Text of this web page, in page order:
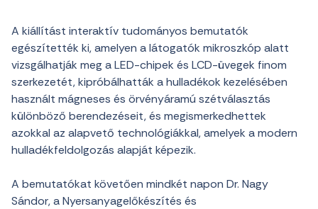
A kiállítást interaktív tudományos bemutatók
egészítették ki, amelyen a látogatók mikroszkóp alatt
vizsgálhatják meg a LED-chipek és LCD-üvegek finom
szerkezetét, kipróbálhatták a hulladékok kezelésében
használt mágneses és örvényáramú szétválasztás
különböző berendezéseit, és megismerkedhettek
azokkal az alapvető technológiákkal, amelyek a modern
hulladékfeldolgozás alapját képezik.
A bemutatókat követően mindkét napon Dr. Nagy
Sándor, a Nyersanyagelőkészítés és